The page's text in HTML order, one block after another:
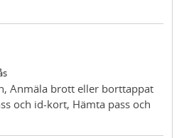
Hämta ut föremål vi tagit i
Anmäla brott eller borttappat
och id-kort, Hämta pass och
Lämna in upphittat föremål,